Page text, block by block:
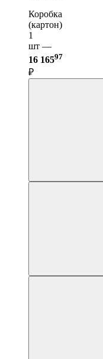
Коробка
(картон)
1
шт —
16 16597
₽